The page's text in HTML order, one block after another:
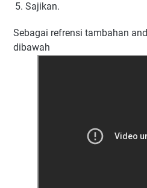
Sajikan.
Sebagai refrensi tambahan
dibawah